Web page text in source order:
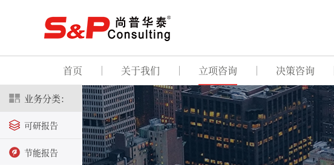
业务分类：
可研报告
节能报告
首页 关于我们 立项咨询 决策咨询